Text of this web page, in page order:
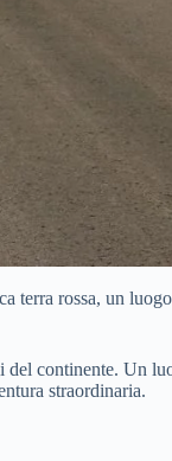
terra rossa, un
continente. Un
straordinaria.